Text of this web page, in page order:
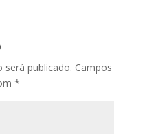
será publicado. Campos
*